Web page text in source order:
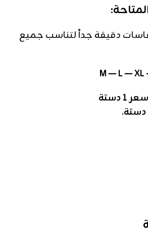
دقيقة جداً لتناسب جميع
M — L —
1 دستة
دستة.